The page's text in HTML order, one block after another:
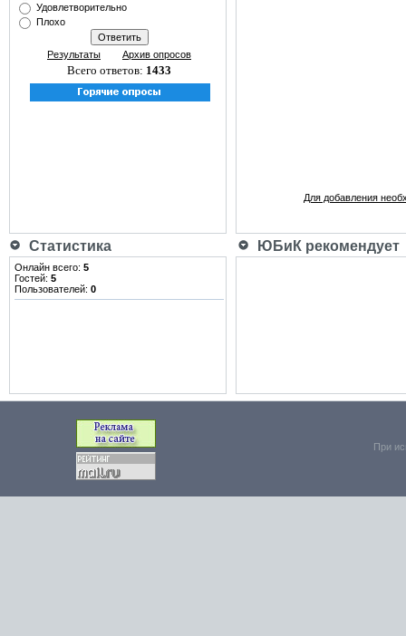
Удовлетворительно
Плохо
Результаты Архив опросов
Всего ответов: 1433
Для добавления
Статистика ЮБиК рекомендует
Онлайн всего: 5
Гостей: 5
Пользователей: 0
При